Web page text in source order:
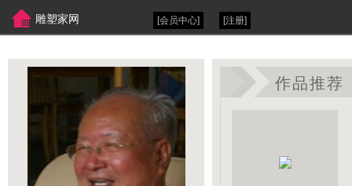
雕塑家网 [会员中心] [注册]
作品推荐